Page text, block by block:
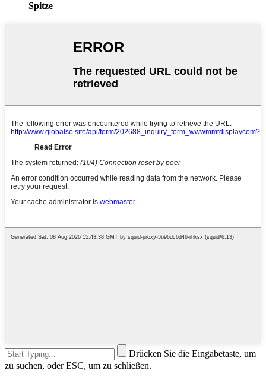
Spitze
Drücken Sie die Eingabetaste, um
zu suchen, oder ESC, um zu schließen.